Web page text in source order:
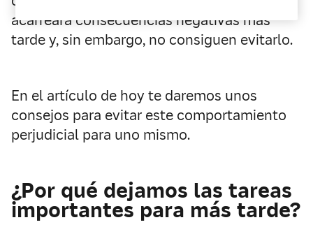
acarreará consecuencias negativas más
tarde y, sin embargo, no consiguen evitarlo.
En el artículo de hoy te daremos unos
consejos para evitar este comportamiento
perjudicial para uno mismo.
¿Por qué dejamos las tareas
importantes para más tarde?